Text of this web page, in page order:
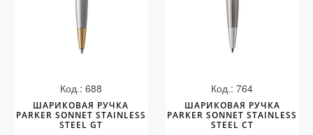
Код.: 688
ШАРИКОВАЯ РУЧКА
PARKER SONNET STAINLESS
STEEL GT
Код.: 764
ШАРИКОВАЯ РУЧКА
PARKER SONNET STAINLESS
STEEL CT